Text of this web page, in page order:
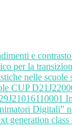
e
per la
nelle
CUP
Digitali”
generation